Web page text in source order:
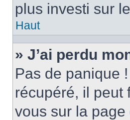
plus investi sur
Haut
» J’ai perdu
Pas de panique
récupéré, il peut
vous sur la